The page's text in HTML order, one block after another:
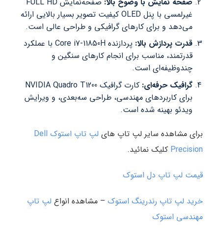
غیرلمسی با پنل OLED کیفیت تصویر بسیار بالایی ارائه
می‌دهد و برای کارهای گرافیکی و طراحی عالی است.
قدرت پردازش بالا:
پردازنده Core i7-11850H با عملکرد
قدرتمند، مناسب برای انجام کارهای سنگین و
چندوظیفه‌ای است.
گرافیک حرفه‌ای:
کارت گرافیک NVIDIA Quadro T1200
برای کاربردهای مهندسی، طراحی سه‌بعدی، و ویرایش
ویدئو بهینه شده است.
برای مشاهده سایر لپ تاپ های
لپ تاپ استوک Dell
Precision کلیک نمائید.
قیمت لپ تاپ دل استوک
خرید لپ تاپ رندرینگ استوک – مشاهده انواع لپ تاپ
مهندسی استوک